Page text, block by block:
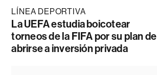
LÍNEA DEPORTIVA
La UEFA estudia boicotear
torneos de la FIFA por su plan de
abrirse a inversión privada